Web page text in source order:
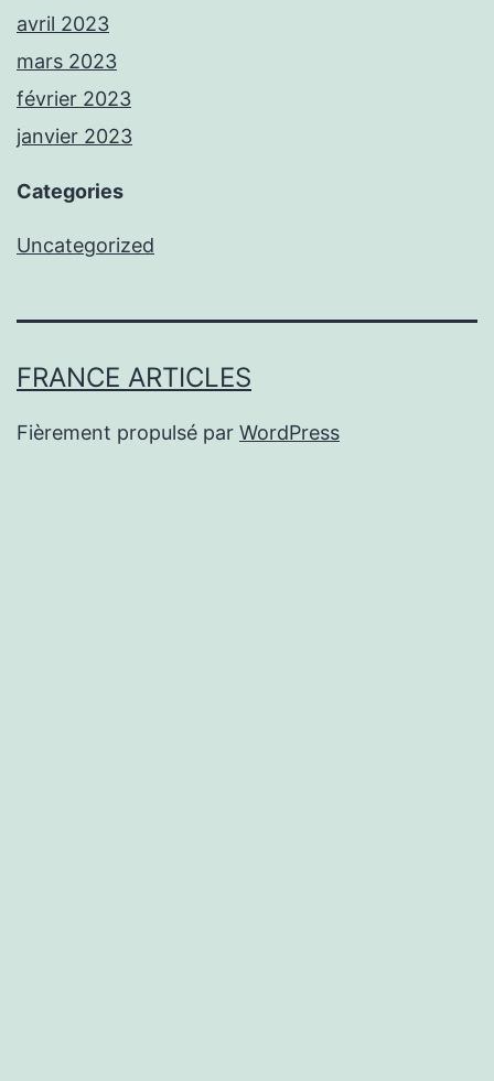
avril 2023
mars 2023
février 2023
janvier 2023
Categories
Uncategorized
FRANCE ARTICLES
Fièrement propulsé par WordPress